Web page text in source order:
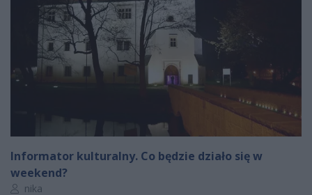
Informator kulturalny. Co będzie działo się w
weekend?
Autor artykułu:
nika